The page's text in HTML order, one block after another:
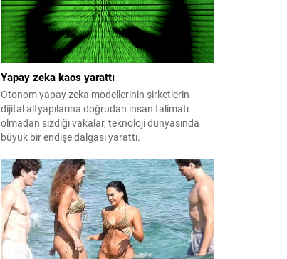
Yapay zeka kaos yarattı
Otonom yapay zeka modellerinin şirketlerin
dijital altyapılarına doğrudan insan talimatı
olmadan sızdığı vakalar, teknoloji dünyasında
büyük bir endişe dalgası yarattı.